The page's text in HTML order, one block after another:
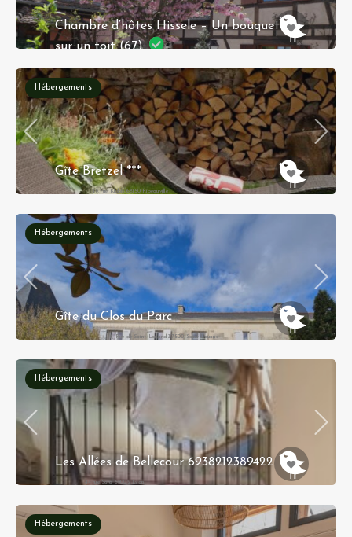
Chambre d’hôtes Hissele – Un bouquet
sur un toit (67)
Réservation instantanée
Hébergements
Gîte Bretzel ***
19, rue Klobb 68150 Ribeauvillé
Hébergements
Gîte du Clos du Parc
4, Rue de Saint-Louand 37500 Saint-Louans
Hébergements
Les Allées de Bellecour 6938212389422
44 rue Sala 69002 Lyon
Hébergements